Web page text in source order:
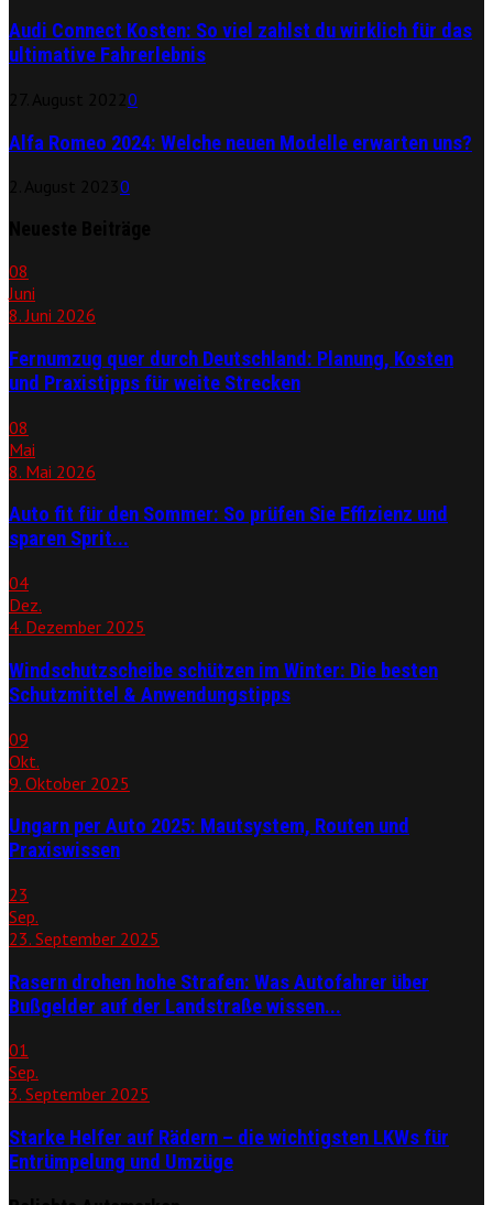
Audi Connect Kosten: So viel zahlst du wirklich für das
ultimative Fahrerlebnis
0
Alfa Romeo 2024: Welche neuen Modelle erwarten uns?
0
08
Juni
8. Juni 2026
Fernumzug quer durch Deutschland: Planung, Kosten
und Praxistipps für weite Strecken
08
Mai
8. Mai 2026
Auto fit für den Sommer: So prüfen Sie Effizienz und
sparen Sprit...
04
Dez.
4. Dezember 2025
Windschutzscheibe schützen im Winter: Die besten
Schutzmittel & Anwendungstipps
09
Okt.
9. Oktober 2025
Ungarn per Auto 2025: Mautsystem, Routen und
Praxiswissen
23
Sep.
23. September 2025
Rasern drohen hohe Strafen: Was Autofahrer über
Bußgelder auf der Landstraße wissen...
01
Sep.
3. September 2025
Starke Helfer auf Rädern – die wichtigsten LKWs für
Entrümpelung und Umzüge